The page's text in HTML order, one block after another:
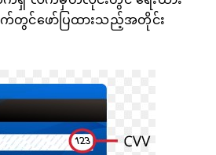
တွင်ဖော်ပြထားသည့်အတိုင်း